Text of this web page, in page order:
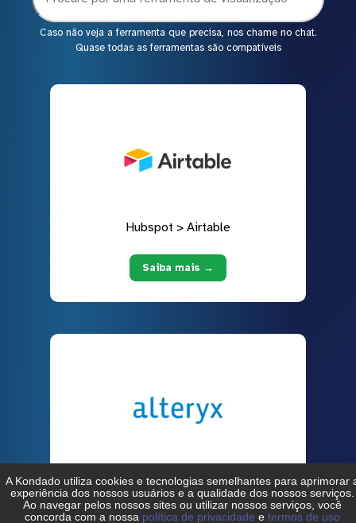
Caso não veja a ferramenta que precisa, nos chame no chat.
Quase todas as ferramentas são compatíveis
Hubspot > Airtable
Saiba mais →
Hubspot > Alteryx
Saiba mais →